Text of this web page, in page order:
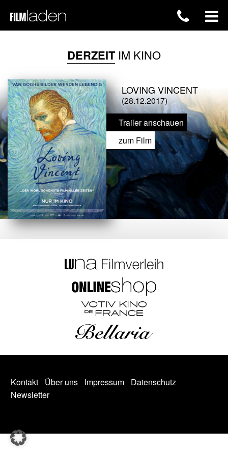
DERZEITIM KINO
LOVING VINCENT
(28.12.2017)
Trailer anschauen
zum Film
Kontakt Über uns Impressum
Datenschutz
Newsletter